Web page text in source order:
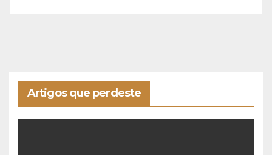
Artigos que perdeste